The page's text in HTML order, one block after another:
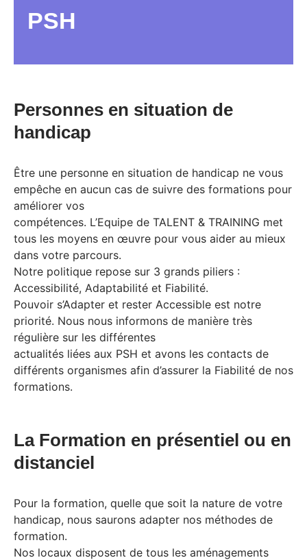
PSH
Personnes en situation de
handicap
Être une personne en situation de handicap ne vous
empêche en aucun cas de suivre des formations pour
améliorer vos
compétences. L’Equipe de TALENT & TRAINING met
tous les moyens en œuvre pour vous aider au mieux
dans votre parcours.
Notre politique repose sur 3 grands piliers :
Accessibilité, Adaptabilité et Fiabilité.
Pouvoir s’Adapter et rester Accessible est notre
priorité. Nous nous informons de manière très
régulière sur les différentes
actualités liées aux PSH et avons les contacts de
différents organismes afin d’assurer la Fiabilité de nos
formations.
La Formation en présentiel ou en
distanciel
Pour la formation, quelle que soit la nature de votre
handicap, nous saurons adapter nos méthodes de
formation.
Nos locaux disposent de tous les aménagements